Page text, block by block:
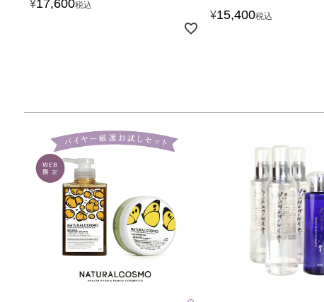
¥17,600税込
¥15,400税込